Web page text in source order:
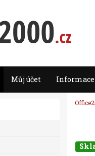
Můj účet Informace